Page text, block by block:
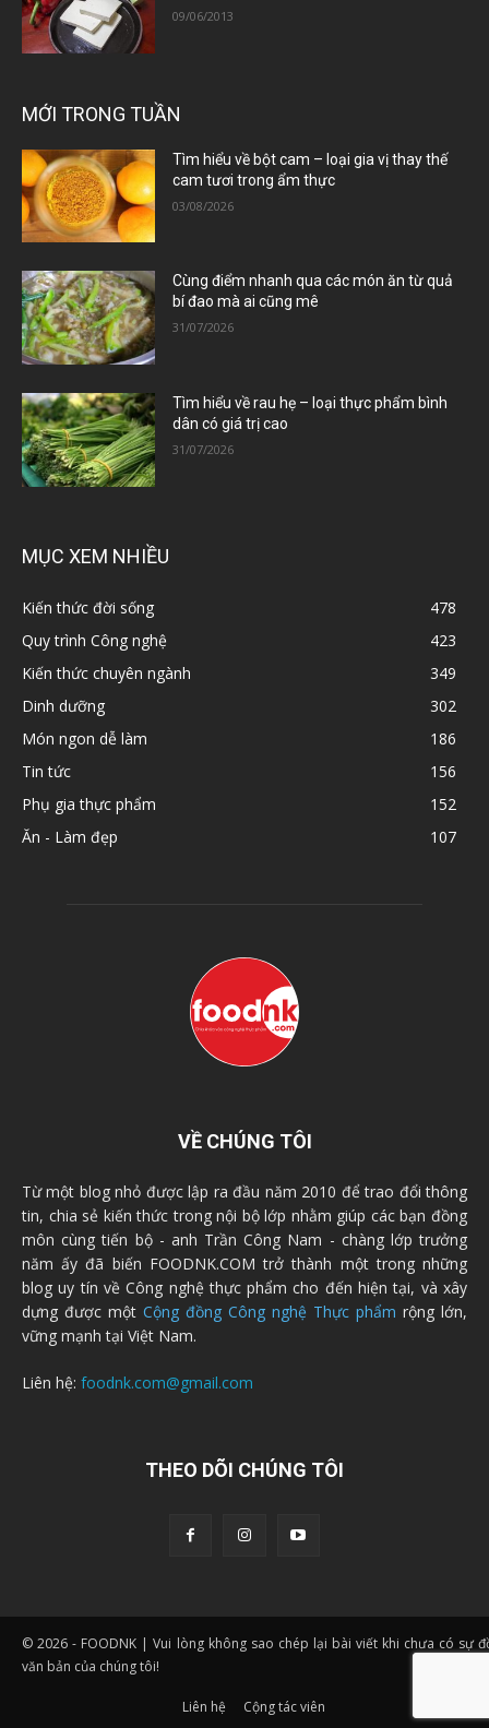
09/06/2013
MỚI TRONG TUẦN
Tìm hiểu về bột cam – loại gia vị thay thế
cam tươi trong ẩm thực
03/08/2026
Cùng điểm nhanh qua các món ăn từ quả
bí đao mà ai cũng mê
31/07/2026
Tìm hiểu về rau hẹ – loại thực phẩm bình
dân có giá trị cao
31/07/2026
MỤC XEM NHIỀU
Kiến thức đời sống
478
Quy trình Công nghệ
423
Kiến thức chuyên ngành
349
Dinh dưỡng
302
Món ngon dễ làm
186
Tin tức
156
Phụ gia thực phẩm
152
Ăn - Làm đẹp
107
VỀ CHÚNG TÔI
Từ một blog nhỏ được lập ra đầu năm 2010 để trao đổi thông
tin, chia sẻ kiến thức trong nội bộ lớp nhằm giúp các bạn đồng
môn cùng tiến bộ - anh Trần Công Nam - chàng lớp trưởng
năm ấy đã biến FOODNK.COM trở thành một trong những
blog uy tín về Công nghệ thực phẩm cho đến hiện tại, và xây
dựng được một Cộng đồng Công nghệ Thực phẩm rộng lớn,
vững mạnh tại Việt Nam.
Liên hệ: foodnk.com@gmail.com
THEO DÕI CHÚNG TÔI
© 2026 - FOODNK | Vui lòng không sao chép lại bài viết khi chưa có sự
văn bản của chúng tôi!
Liên hệ Cộng tác viên